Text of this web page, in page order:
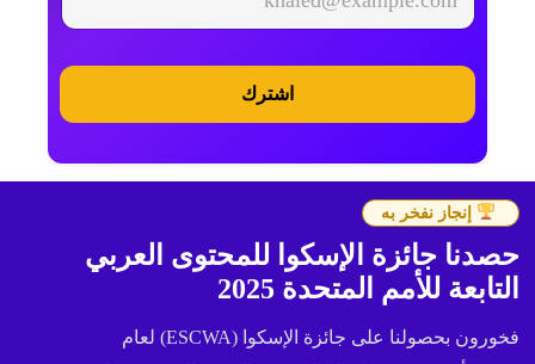
اشترك
إنجاز نفخر به
حصدنا جائزة الإسكوا للمحتوى العربي
التابعة للأمم المتحدة 2025
فخورون بحصولنا على جائزة الإسكوا (ESCWA) لعام